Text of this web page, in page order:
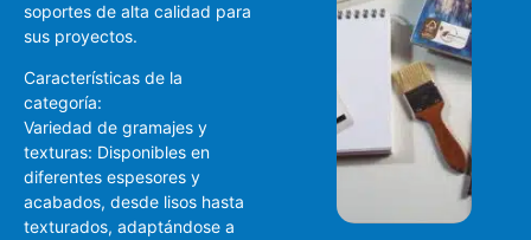
soportes de alta calidad para
sus proyectos.
Características de la
categoría:
Variedad de gramajes y
texturas: Disponibles en
diferentes espesores y
acabados, desde lisos hasta
texturados, adaptándose a